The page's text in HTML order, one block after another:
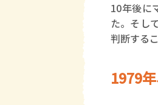
10年後に
た。そし
判断する
1979